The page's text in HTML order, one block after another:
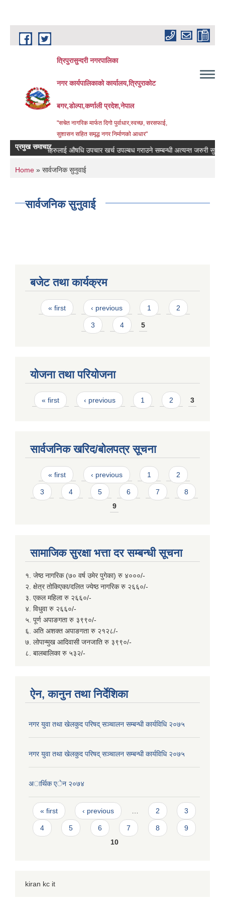
Skip to main content
त्रिपुरासुन्दरी नगरपालिका
नगर कार्यपालिकाको कार्यालय,त्रिपुराकोट
बगर,डोल्पा,कर्णाली प्रदेश,नेपाल
"सचेत नागरिक मार्फत दिगो पुर्वाधार,स्वच्छ, सरसफाई,
सुशासन सहित समृद्ध नगर निर्माणको आधार"
प्रमुख समाचार
बिरामिहरुलाई ‍‌औषधि उपचार खर्च उपल्बध गराउने सम्बन्धी अत्यन्त जरुरी सुचना ।
You are here
Home » सार्वजनिक सुनुवाई
सार्वजनिक सुनुवाई
बजेट तथा कार्यक्रम
Pages
« first ‹ previous 1 2
3 4 5
योजना तथा परियोजना
Pages
« first ‹ previous 1 2 3
सार्वजनिक खरिद/बोलपत्र सूचना
Pages
« first ‹ previous 1 2
3 4 5 6 7
8
9
सामाजिक सुरक्षा भत्ता दर सम्बन्धी सूचना
१. जेष्ठ नागरिक (७० वर्ष उमेर पुगेका) रु ४०००/-
२. क्षेत्र तोकिएका/दलित ज्येष्ठ नागरिक रु २६६०/-
३. एकल महिला रु २६६०/-
४. विधुवा रु २६६०/-
५. पूर्ण अपाङगता रु ३९९०/-
६. अति अशक्त अपाङगता रु २१२८/-
७. लोपान्मुख आदिवासी जनजाति रु ३९९०/-
८. बालबालिका रु ५३२/-
ऐन, कानुन तथा निर्देशिका
नगर युवा तथा खेलकुद परिषद् सञ्चालन सम्बन्धी कार्यविधि २०७५
नगर युवा तथा खेलकुद परिषद् सञ्चालन सम्बन्धी कार्यविधि २०७५
अार्थिक एेन २०७४
Pages
« first ‹ previous … 2 3
4 5 6 7 8
9
10
kiran kc it